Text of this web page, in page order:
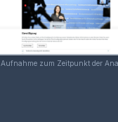
Aufnahme zum Zeitpunkt der